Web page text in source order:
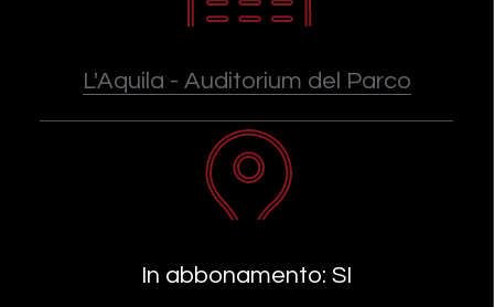
L'Aquila - Auditorium del Parco
In abbonamento: SI